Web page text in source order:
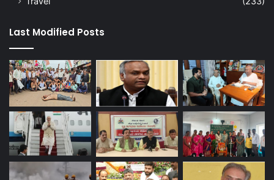
Last Modified Posts